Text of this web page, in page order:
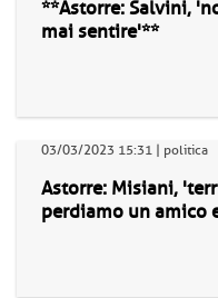
**Astorre: Salvini,
mai sentire'**
03/03/2023 15:31 | politica
Astorre: Misiani,
perdiamo un amico